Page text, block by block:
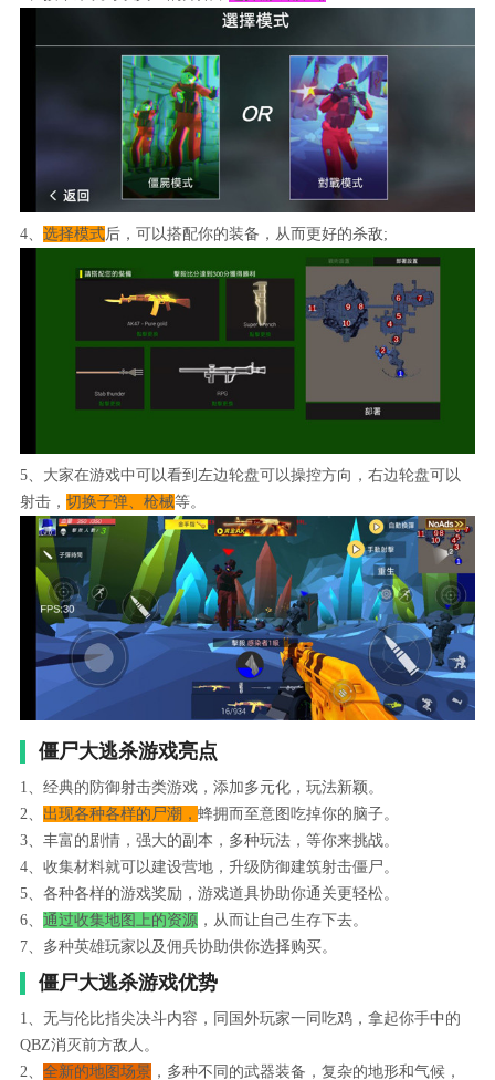
4、 选择模式后，可以搭配你的装备，从而更好的杀敌;
5、大家在游戏中可以看到左边轮盘可以操控方向，右边轮盘可以
射击， 切换子弹、枪械等。
僵尸大逃杀游戏亮点
1、经典的防御射击类游戏，添加多元化，玩法新颖。
2、 出现各种各样的尸潮， 蜂拥而至意图吃掉你的脑子。
3、丰富的剧情，强大的副本，多种玩法，等你来挑战。
4、收集材料就可以建设营地，升级防御建筑射击僵尸。
5、各种各样的游戏奖励，游戏道具协助你通关更轻松。
6、 通过收集地图上的资源，从而让自己生存下去。
7、多种英雄玩家以及佣兵协助供你选择购买。
僵尸大逃杀游戏优势
1、无与伦比指尖决斗内容，同国外玩家一同吃鸡，拿起你手中的
QBZ消灭前方敌人。
2、 全新的地图场景，多种不同的武器装备，复杂的地形和气候，